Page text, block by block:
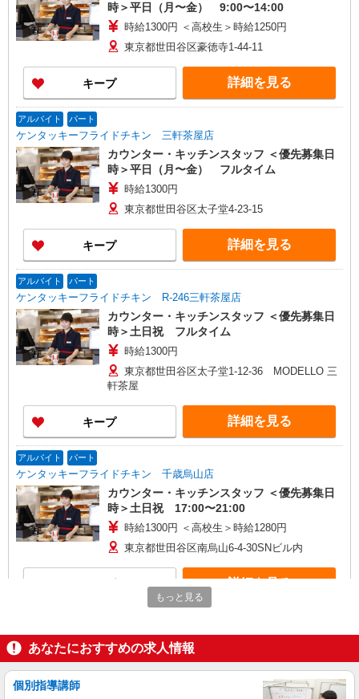
時＞平日（月〜金） 9:00〜14:00
時給1300円 ＜高校生＞時給1250円
東京都世田谷区豪徳寺1-44-11
キープ 詳細を見る
アルバイト パート
ケンタッキーフライドチキン 三軒茶屋店
カウンター・キッチンスタッフ ＜優先募集日
時＞平日（月〜金） フルタイム
時給1300円
東京都世田谷区太子堂4-23-15
キープ 詳細を見る
アルバイト パート
ケンタッキーフライドチキン R-246三軒茶屋店
カウンター・キッチンスタッフ ＜優先募集日
時＞土日祝 フルタイム
時給1300円
東京都世田谷区太子堂1-12-36 MODELLO 三
軒茶屋
キープ 詳細を見る
アルバイト パート
ケンタッキーフライドチキン 千歳烏山店
カウンター・キッチンスタッフ ＜優先募集日
時＞土日祝 17:00〜21:00
時給1300円 ＜高校生＞時給1280円
東京都世田谷区南烏山6-4-30SNビル内
詳細を見る
ケンタッキーフライドチキン 砧世田谷通り店
カウンター・キッチンスタッフ ＜優先募集日
時＞日曜 11:00〜17:00
もっと見る
あなたにおすすめの求人情報
個別指導講師